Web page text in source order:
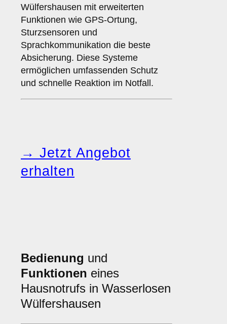
Wülfershausen mit erweiterten
Funktionen wie GPS-Ortung,
Sturzsensoren und
Sprachkommunikation die beste
Absicherung. Diese Systeme
ermöglichen umfassenden Schutz
und schnelle Reaktion im Notfall.
→ Jetzt Angebot
erhalten
Bedienung und
Funktionen eines
Hausnotrufs in Wasserlosen
Wülfershausen